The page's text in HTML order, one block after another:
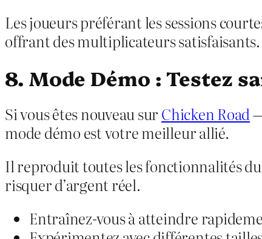
Les joueurs préférant les sessions
offrant des multiplicateurs satisfaisants.
8. Mode Démo : Testez
Si vous êtes nouveau sur Chicken Road
mode démo est votre meilleur allié.
Il reproduit toutes les fonctionnalités
risquer d’argent réel.
Entraînez-vous à atteindre